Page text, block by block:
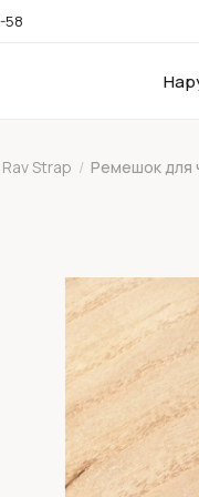
58
Rav Strap / Ремешок для